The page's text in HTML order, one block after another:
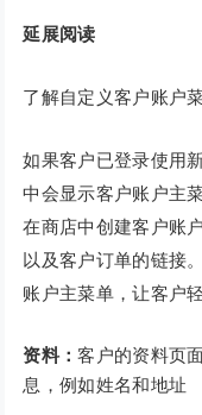
延展阅读
了解自定义客户账户
如果客户已登录使用
中会显示客户账户主
在商店中创建客户账
以及客户订单的链接
账户主菜单，让客户
资料：客户的资料页
息，例如姓名和地址